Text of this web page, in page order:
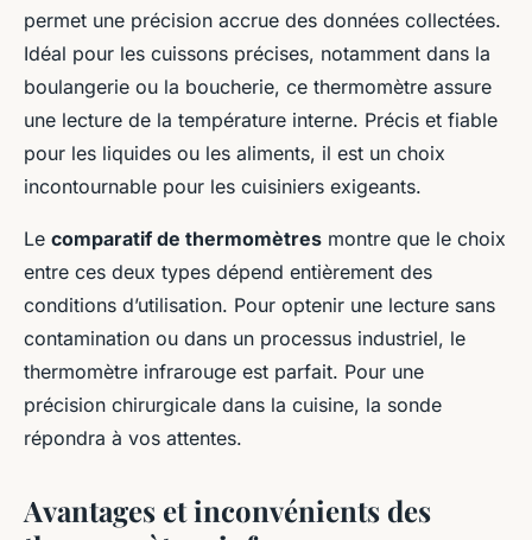
permet une précision accrue des données collectées.
Idéal pour les cuissons précises, notamment dans la
boulangerie ou la boucherie, ce thermomètre assure
une lecture de la température interne. Précis et fiable
pour les liquides ou les aliments, il est un choix
incontournable pour les cuisiniers exigeants.
Le comparatif de thermomètres montre que le choix
entre ces deux types dépend entièrement des
conditions d’utilisation. Pour optenir une lecture sans
contamination ou dans un processus industriel, le
thermomètre infrarouge est parfait. Pour une
précision chirurgicale dans la cuisine, la sonde
répondra à vos attentes.
Avantages et inconvénients des